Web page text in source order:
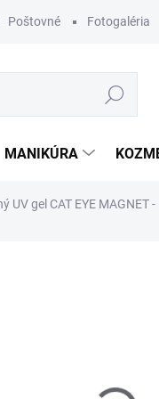
Poštovné Fotogaléria
Hľadať
MANIKÚRA
UV gel CAT EYE MAGNET -